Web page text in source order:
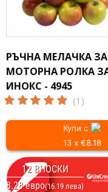
РЪЧНА МЕЛАЧКА
МОТОРНА РОЛКА ЗА
ИНОКС - 4945
(1)
Купи с
13 x €8.18
12 ВНОСКИ
8.28 евро(16.19 лева)